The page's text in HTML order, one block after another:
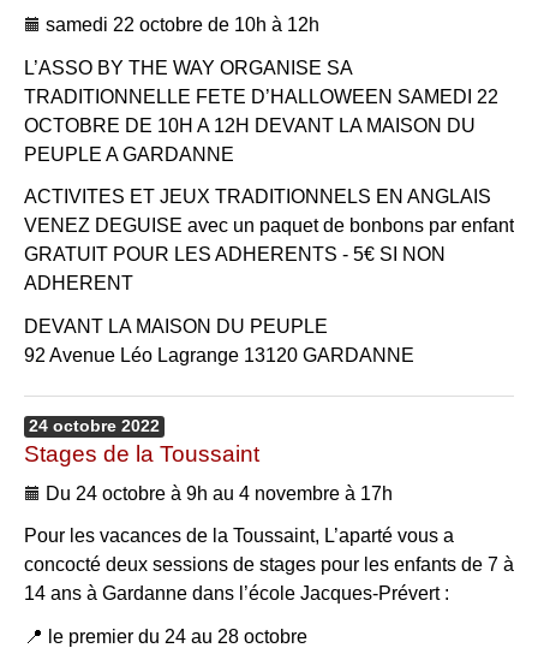
samedi 22 octobre de 10h à 12h
L’ASSO BY THE WAY ORGANISE SA
TRADITIONNELLE FETE D’HALLOWEEN SAMEDI 22
OCTOBRE DE 10H A 12H DEVANT LA MAISON DU
PEUPLE A GARDANNE
ACTIVITES ET JEUX TRADITIONNELS EN ANGLAIS
VENEZ DEGUISE avec un paquet de bonbons par enfant
GRATUIT POUR LES ADHERENTS - 5€ SI NON
ADHERENT
DEVANT LA MAISON DU PEUPLE
92 Avenue Léo Lagrange 13120 GARDANNE
24 octobre 2022
Stages de la Toussaint
Du 24 octobre à 9h au 4 novembre à 17h
Pour les vacances de la Toussaint, L’aparté vous a
concocté deux sessions de stages pour les enfants de 7 à
14 ans à Gardanne dans l’école Jacques-Prévert :
📍 le premier du 24 au 28 octobre